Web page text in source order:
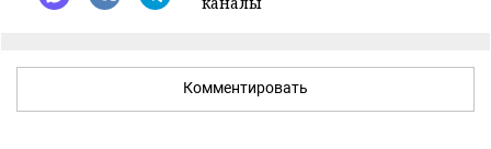
Комментировать